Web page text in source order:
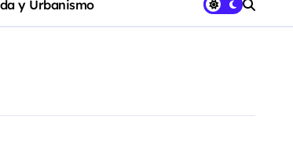
y Urbanismo